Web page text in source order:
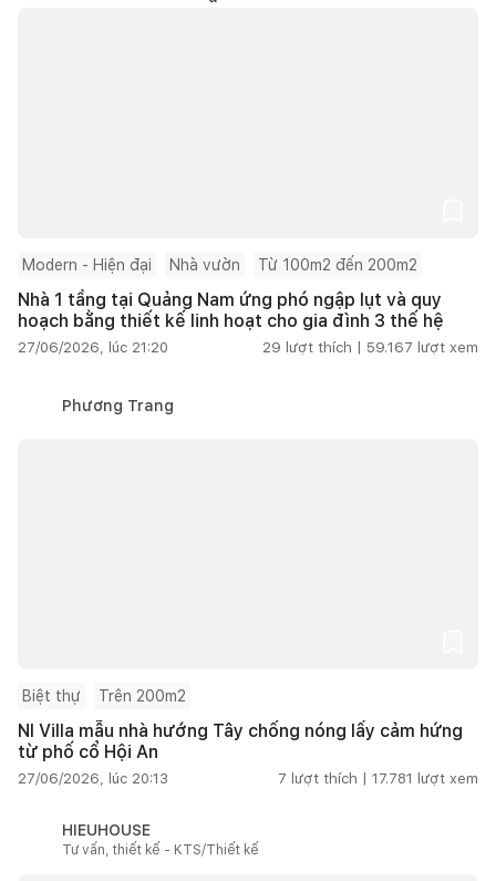
Modern - Hiện đại Nhà vườn Từ 100m2 đến 200m2
Nhà 1 tầng tại Quảng Nam ứng phó ngập lụt và quy
hoạch bằng thiết kế linh hoạt cho gia đình 3 thế hệ
27/06/2026, lúc 21:20 29 lượt thích | 59.167 lượt xem
Phương Trang
Biệt thự Trên 200m2
NI Villa mẫu nhà hướng Tây chống nóng lấy cảm hứng
từ phố cổ Hội An
27/06/2026, lúc 20:13 7 lượt thích | 17.781 lượt xem
HIEUHOUSE
Tư vấn, thiết kế - KTS/Thiết kế